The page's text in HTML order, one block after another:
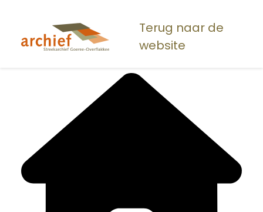
naar
Terug naar de
website